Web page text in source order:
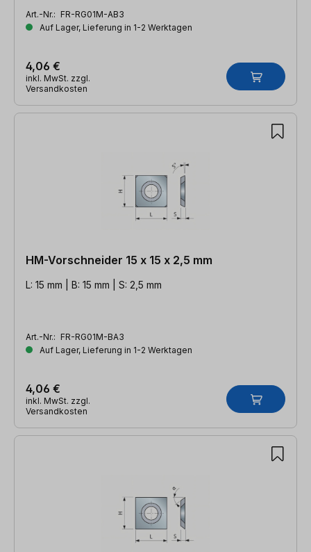
Art.-Nr.: FR-RG01M-AB3
Auf Lager, Lieferung in 1-2 Werktagen
4,06 €
inkl. MwSt. zzgl.
Versandkosten
HM-Vorschneider 15 x 15 x 2,5 mm
L: 15 mm | B: 15 mm | S: 2,5 mm
Art.-Nr.: FR-RG01M-BA3
Auf Lager, Lieferung in 1-2 Werktagen
4,06 €
inkl. MwSt. zzgl.
Versandkosten